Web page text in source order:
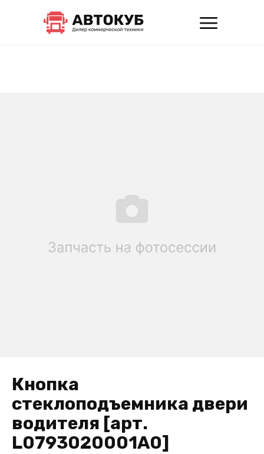
Кнопка
стеклоподъемника двери
водителя [арт.
L0793020001A0]